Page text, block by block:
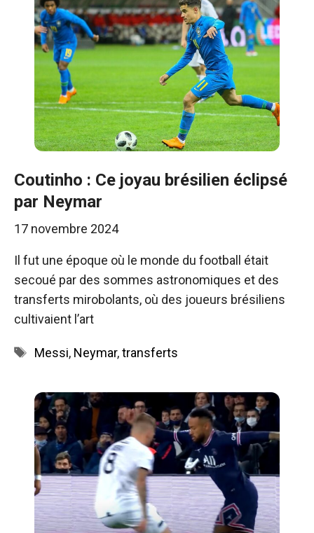
Coutinho : Ce joyau brésilien éclipsé
par Neymar
17 novembre 2024
Il fut une époque où le monde du football était
secoué par des sommes astronomiques et des
transferts mirobolants, où des joueurs brésiliens
cultivaient l’art
Étiquettes
Messi, Neymar,transferts